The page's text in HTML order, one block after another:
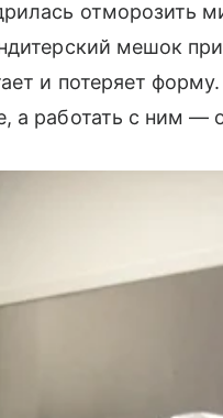
отморозить
мешок
и потеряет
а работать с ним —